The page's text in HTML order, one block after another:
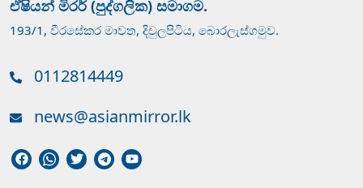
ඒෂියන් මිරර් (පුද්ගලික) සමාගම.
193/1, වීරසේකර මාවත, දිවුලපිටිය, බොරලැස්ගමුව.
0112814449
news@asianmirror.lk